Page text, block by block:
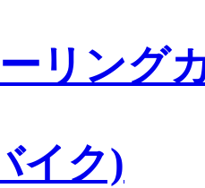
リング
イク)